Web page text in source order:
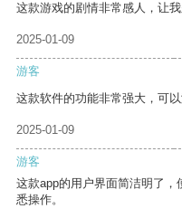
这款游戏的剧情非常感人，让我
2025-01-09
游客
这款软件的功能非常强大，可
2025-01-09
游客
这款app的用户界面简洁明了
悉操作。